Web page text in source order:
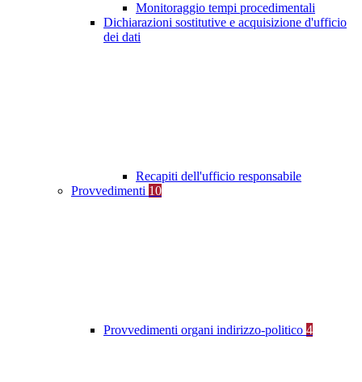
Monitoraggio tempi procedimentali
Dichiarazioni sostitutive e acquisizione d'ufficio
dei dati
Recapiti dell'ufficio responsabile
Provvedimenti 10
Provvedimenti organi indirizzo-politico 4